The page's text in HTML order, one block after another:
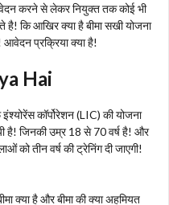
करने से लेकर नियुक्त तक कोई भी
है! कि आखिर क्या है बीमा सखी योजना
आवेदन प्रक्रिया क्या है!
Hai
कॉर्पोरेशन (LIC) की योजना
है! जिनकी उम्र 18 से 70 वर्ष है! और
को तीन वर्ष की ट्रेनिंग दी जाएगी!
क्या है और बीमा की क्या अहमियत